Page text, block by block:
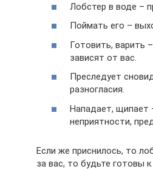
Лобстер в воде –
Поймать его –
Готовить, варить
зависят от вас.
Преследует
разногласия.
Нападает, щипает
неприятности,
Если же приснилось, то
за вас, то будьте готовы